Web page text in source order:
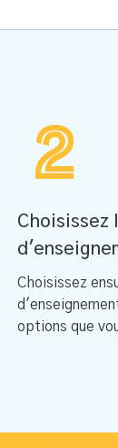
2
Choisissez
Choisissez
options que